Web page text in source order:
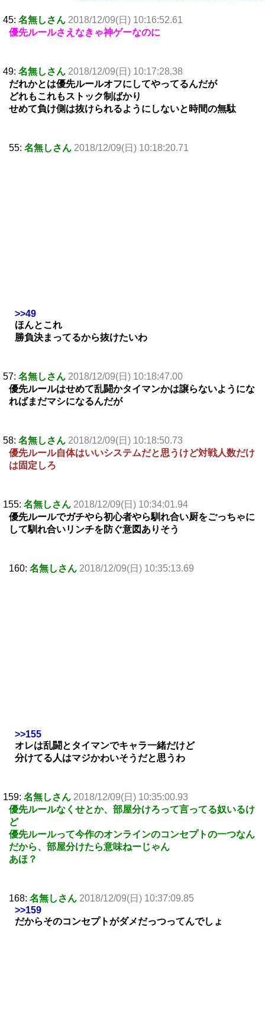
45: 名無しさん 2018/12/09(日) 10:16:52.61
優先ルールさえなきゃ神ゲーなのに
49: 名無しさん 2018/12/09(日) 10:17:28.38
だれかとは優先ルールオフにしてやってるんだが
どれもこれもストック制ばかり
せめて負け側は抜けられるようにしないと時間の無駄
55: 名無しさん 2018/12/09(日) 10:18:20.71
>>49
ほんとこれ
勝負決まってるから抜けたいわ
57: 名無しさん 2018/12/09(日) 10:18:47.00
優先ルールはせめて乱闘かタイマンかは譲らないようにな
ればまだマシになるんだが
58: 名無しさん 2018/12/09(日) 10:18:50.73
優先ルール自体はいいシステムだと思うけど対戦人数だけ
は固定しろ
155: 名無しさん 2018/12/09(日) 10:34:01.94
優先ルールでガチやら初心者やら馴れ合い厨をごっちゃに
して馴れ合いリンチを防ぐ意図ありそう
160: 名無しさん 2018/12/09(日) 10:35:13.69
>>155
オレは乱闘とタイマンでキャラ一緒だけど
分けてる人はマジかわいそうだと思うわ
159: 名無しさん 2018/12/09(日) 10:35:00.93
優先ルールなくせとか、部屋分けろって言ってる奴いるけ
ど
優先ルールって今作のオンラインのコンセプトの一つなん
だから、部屋分けたら意味ねーじゃん
あほ？
168: 名無しさん 2018/12/09(日) 10:37:09.85
>>159
だからそのコンセプトがダメだっつってんでしょ